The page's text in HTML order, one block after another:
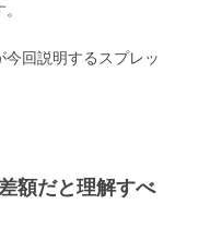
回説明するスプレッ
額だと理解すべ